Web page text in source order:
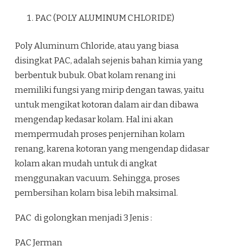
PAC (POLY ALUMINUM CHLORIDE)
Poly Aluminum Chloride, atau yang biasa
disingkat PAC, adalah sejenis bahan kimia yang
berbentuk bubuk. Obat kolam renang ini
memiliki fungsi yang mirip dengan tawas, yaitu
untuk mengikat kotoran dalam air dan dibawa
mengendap kedasar kolam. Hal ini akan
mempermudah proses penjernihan kolam
renang, karena kotoran yang mengendap didasar
kolam akan mudah untuk di angkat
menggunakan vacuum. Sehingga, proses
pembersihan kolam bisa lebih maksimal.
PAC di golongkan menjadi 3 Jenis :
PAC Jerman